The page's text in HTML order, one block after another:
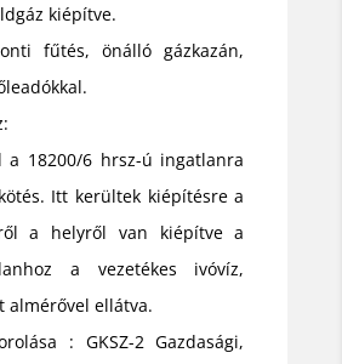
kiépítve.
fűtés, önálló gázkazán,
a 18200/6 hrsz-ú ingatlanra
Itt kerültek kiépítésre a
a helyről van kiépítve a
a vezetékes ivóvíz,
almérővel ellátva.
: GKSZ-2 Gazdasági,